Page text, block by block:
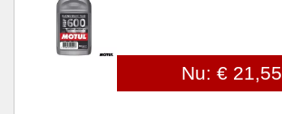
Nu: € 21,55